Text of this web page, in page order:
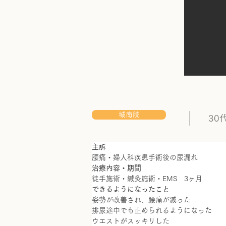
城南院 30
腰痛・婦人科疾患手術後の尿漏れ
治療内容・期間
徒手施術・鍼灸施術・EMS　3ヶ月
できるようになったこと
姿勢が改善され、腰痛が減った
排尿途中でも止められるようになった
ウエストがスッキリした